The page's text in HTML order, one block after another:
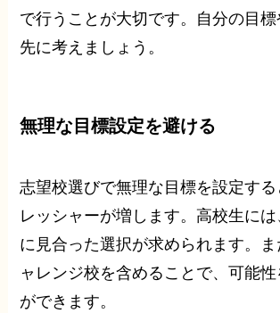
で行うことが大切です。自分の目
先に考えましょう。
無理な目標設定を避ける
志望校選びで無理な目標を設定す
レッシャーが増します。高校生に
に見合った選択が求められます。
ャレンジ校を含めることで、可能性
ができます。